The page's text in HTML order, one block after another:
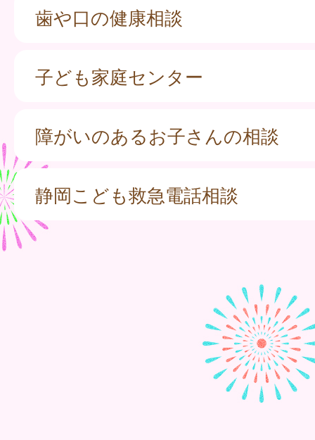
歯や口の健康相談
子ども家庭センター
障がいのあるお子さんの相談
静岡こども救急電話相談